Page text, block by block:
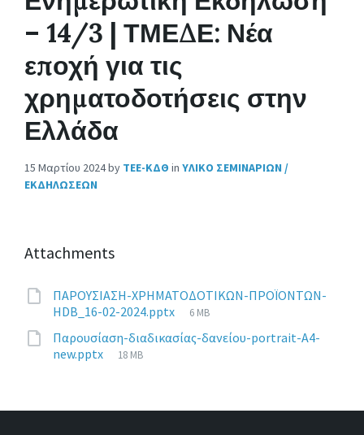
– 14/3 | ΤΜΕΔΕ: Νέα
εποχή για τις
χρηματοδοτήσεις στην
Ελλάδα
15 Μαρτίου 2024by ΤΕΕ-ΚΔΘ in ΥΛΙΚΟ ΣΕΜΙΝΑΡΙΩΝ /
ΕΚΔΗΛΩΣΕΩΝ
Attachments
ΠΑΡΟΥΣΙΑΣΗ-ΧΡΗΜΑΤΟΔΟΤΙΚΩΝ-ΠΡΟΪΟΝΤΩΝ-
HDB_16-02-2024.pptx
File
6 MB
Παρουσίαση-διαδικασίας-δανείου-portrait-A4-
new.pptx
File
18 MB